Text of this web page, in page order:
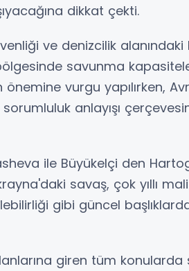
dikkat çekti.
ve denizcilik alanındaki
savunma
vurgu yapılırken,
anlayışı
ile Büyükelçi den
savaş, çok yıllı
gibi güncel
giren tüm konularda